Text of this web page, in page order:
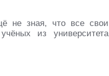
не зная, что все свои
из университета